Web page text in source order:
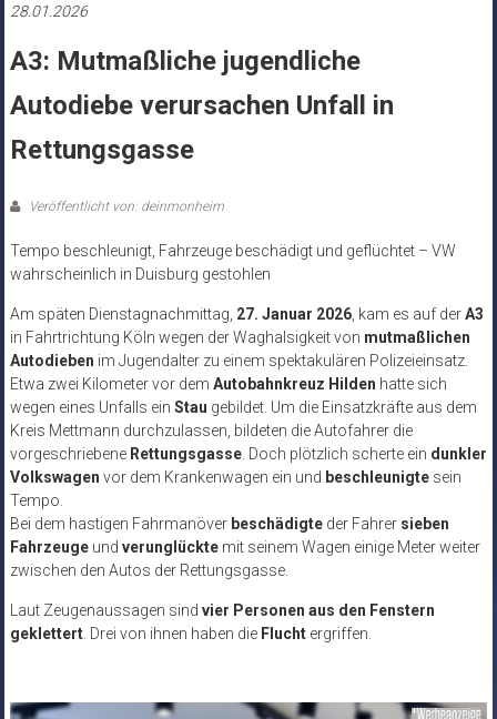
28.01.2026
A3: Mutmaßliche jugendliche
Autodiebe verursachen Unfall in
Rettungsgasse
Veröffentlicht von: deinmonheim
Tempo beschleunigt, Fahrzeuge beschädigt und geflüchtet – VW
wahrscheinlich in Duisburg gestohlen
Am späten Dienstagnachmittag, 27. Januar 2026, kam es auf derA3
in Fahrtrichtung Köln wegen der Waghalsigkeit von mutmaßlichen
Autodieben im Jugendalter zu einem spektakulären Polizeieinsatz.
Etwa zwei Kilometer vor dem Autobahnkreuz Hilden hatte sich
wegen eines Unfalls ein Stau gebildet. Um die Einsatzkräfte aus dem
Kreis Mettmann durchzulassen, bildeten die Autofahrer die
vorgeschriebene Rettungsgasse. Doch plötzlich scherte ein dunkler
Volkswagen vor dem Krankenwagen ein und beschleunigtesein
Tempo.
Bei dem hastigen Fahrmanöver beschädigteder Fahrer sieben
Fahrzeugeund verunglücktemit seinem Wagen einige Meter weiter
zwischen den Autos der Rettungsgasse.
Laut Zeugenaussagen sind vier Personen aus den Fenstern
geklettert. Drei von ihnen haben die Fluchtergriffen.